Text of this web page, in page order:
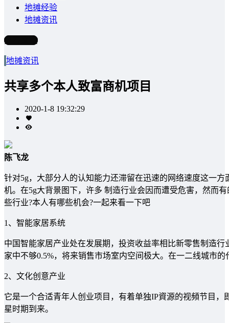
地摊经验
地摊资讯
写文章
地摊资讯
共享多个本人致富商机项目
2020-1-8 19:32:29
陈飞龙
针对5g，大部分人的认知能力还滞留在迅速的网络速度这一
机。在5g大背景图下，许多 制造行业会因而遭受危害，然而
些行业?本人有哪些机会?一起来看一下吧
1、智能家居系统
中国智能家居产业处在发展期，投资收益率相比新零售制造
家中不够0.5%，将来销售市场室内空间极大。在一二线城市
2、文化创意产业
它是一个合适青年人创业项目，有着单独IP資源的视頻节目
星时期到来。